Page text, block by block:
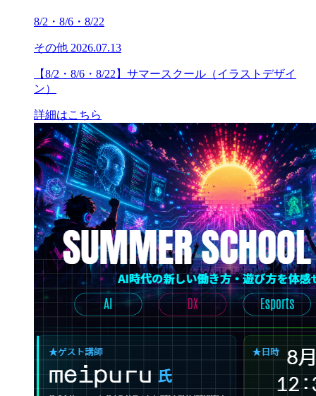
8/2・8/6・8/22
その他 2026.07.13
【8/2・8/6・8/22】サマースクール（イラストデザイ
ン）
詳細はこちら